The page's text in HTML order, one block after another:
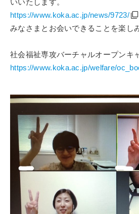
https://www.koka.ac.jp/news/9723/
みなさまとお会いできることを楽し
社会福祉専攻バーチャルオープンキ
https://www.koka.ac.jp/welfare/